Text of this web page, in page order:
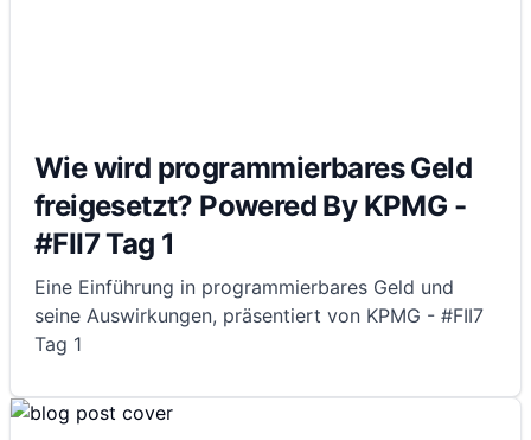
Wie wird programmierbares Geld
freigesetzt? Powered By KPMG -
#FII7 Tag 1
Eine Einführung in programmierbares Geld und
seine Auswirkungen, präsentiert von KPMG - #FII7
Tag 1